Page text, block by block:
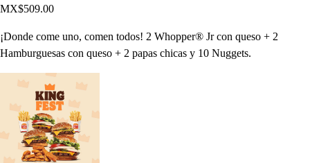
MX$509.00
¡Donde come uno, comen todos! 2 Whopper® Jr con queso + 2
Hamburguesas con queso + 2 papas chicas y 10 Nuggets.